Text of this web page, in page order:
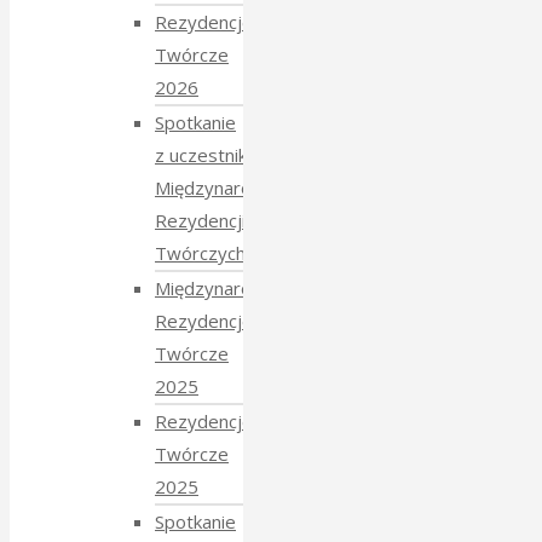
Rezydencje
Twórcze
2026
Spotkanie
z uczestnikami
Międzynarodowych
Rezydencji
Twórczych 2026
Międzynarodowe
Rezydencje
Twórcze
2025
Rezydencje
Twórcze
2025
Spotkanie